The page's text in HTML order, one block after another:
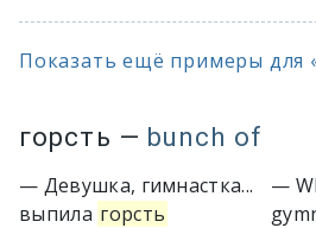
Показать ещё примеры для
горсть — bunch of
— Девушка, гимнастка...
выпила горсть
—